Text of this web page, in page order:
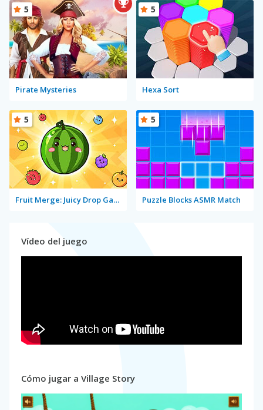
Pirate Mysteries
5
Hexa Sort
5
Fruit Merge: Juicy Drop Game
5
Puzzle Blocks ASMR Match
5
Vídeo del juego
Cómo jugar a Village Story